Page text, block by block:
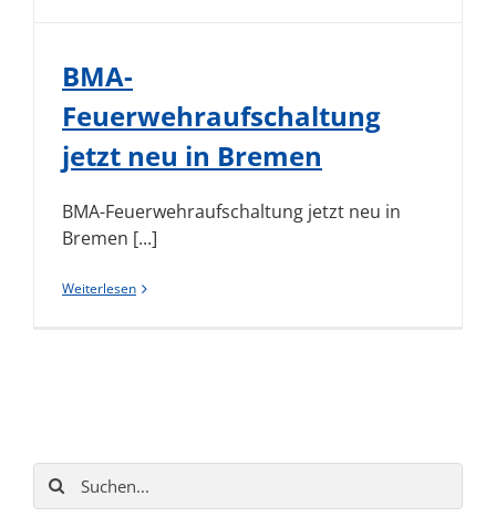
BMA-
Feuerwehraufschaltung
jetzt neu in Bremen
BMA-Feuerwehraufschaltung jetzt neu in
Bremen [...]
Weiterlesen
Suche
nach: